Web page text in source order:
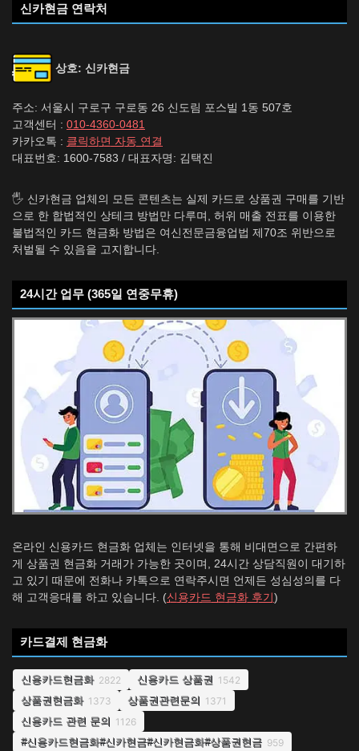
신카현금 연락처
상호: 신카현금
주소: 서울시 구로구 구로동 26 신도림 포스빌 1동 507호
고객센터 : 010-4360-0481
카카오톡 : 클릭하면 자동 연결
대표번호: 1600-7583 / 대표자명: 김택진
🖐️ 신카현금 업체의 모든 콘텐츠는 실제 카드로 상품권 구매를 기반
으로 한 합법적인 상테크 방법만 다루며, 허위 매출 전표를 이용한
불법적인 카드 현금화 방법은 여신전문금융업법 제70조 위반으로
처벌될 수 있음을 고지합니다.
24시간 업무 (365일 연중무휴)
온라인 신용카드 현금화 업체는 인터넷을 통해 비대면으로 간편하
게 상품권 현금화 거래가 가능한 곳이며, 24시간 상담직원이 대기하
고 있기 때문에 전화나 카톡으로 연락주시면 언제든 성심성의를 다
해 고객응대를 하고 있습니다. (신용카드 현금화 후기 )
카드결제 현금화
신용카드현금화 2822 신용카드 상품권 1542
상품권현금화 1373 상품권관련문의 1371
신용카드 관련 문의 1126
#신용카드현금화#신카현금#신카현금화#상품권현금 959